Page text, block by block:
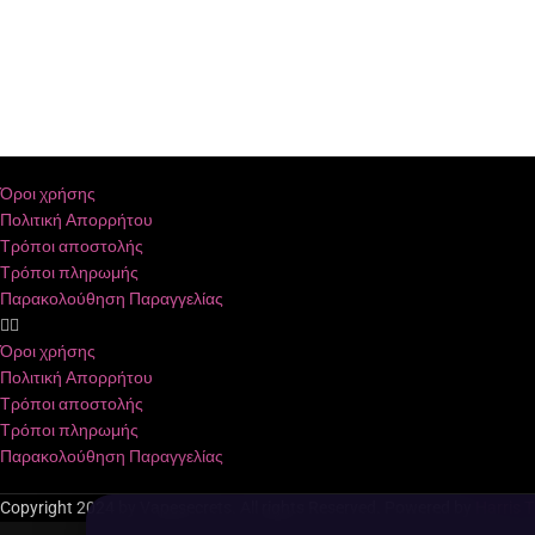
Όροι χρήσης
Πολιτική Απορρήτου
Τρόποι αποστολής
Τρόποι πληρωμής
Παρακολούθηση Παραγγελίας
Όροι χρήσης
Πολιτική Απορρήτου
Τρόποι αποστολής
Τρόποι πληρωμής
Παρακολούθηση Παραγγελίας
Copyright 2024 by Vapesecrets. All rights Reserved. Powered by